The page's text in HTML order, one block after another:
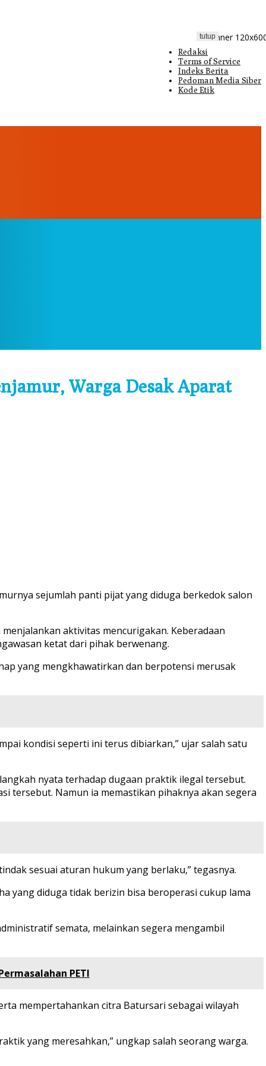
Redaksi
Terms of Service
Indeks Berita
Pedoman Media Siber
Kode Etik
tutup
Warga Desak Aparat
sejumlah panti pijat yang diduga berkedok salon
aktivitas mencurigakan. Keberadaan
ketat dari pihak berwenang.
yang mengkhawatirkan dan berpotensi merusak
kondisi seperti ini terus dibiarkan,” ujar salah satu
nyata terhadap dugaan praktik ilegal tersebut.
tersebut. Namun ia memastikan pihaknya akan segera
sesuai aturan hukum yang berlaku,” tegasnya.
yang diduga tidak berizin bisa beroperasi cukup lama
semata, melainkan segera mengambil
PETI
mempertahankan citra Batursari sebagai wilayah
yang meresahkan,” ungkap salah seorang warga.